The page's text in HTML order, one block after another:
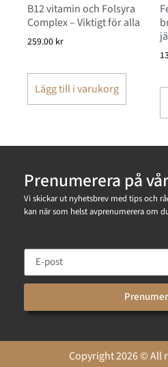
B12 vitamin och Folsyra
Complex – Viktigt för alla
259.00 kr
Lägg till i varukorg
Prenumerera på
Vi skickar ut nyhetsbrev med tips och
kan när som helst avprenumerera om
Copyright 2026 © All